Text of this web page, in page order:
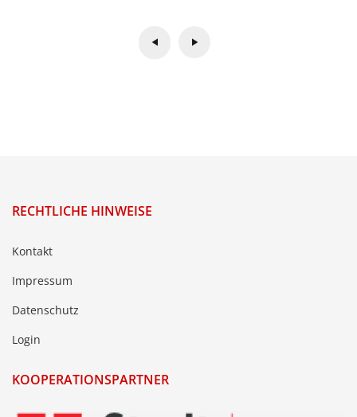
RECHTLICHE HINWEISE
Kontakt
Impressum
Datenschutz
Login
KOOPERATIONSPARTNER